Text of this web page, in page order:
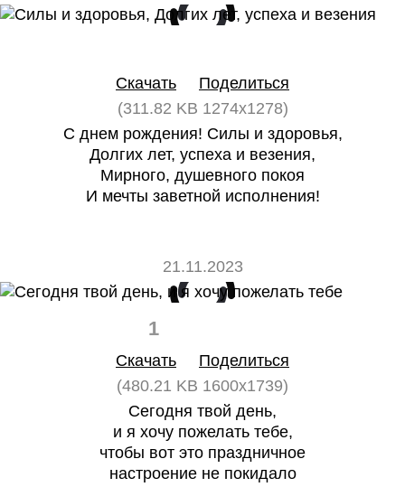
Скачать
Поделиться
(311.82 KB 1274x1278)
С днем рождения! Силы и здоровья,
Долгих лет, успеха и везения,
Мирного, душевного покоя
И мечты заветной исполнения!
21.11.2023
1
Скачать
Поделиться
(480.21 KB 1600x1739)
Сегодня твой день,
и я хочу пожелать тебе,
чтобы вот это праздничное
настроение не покидало